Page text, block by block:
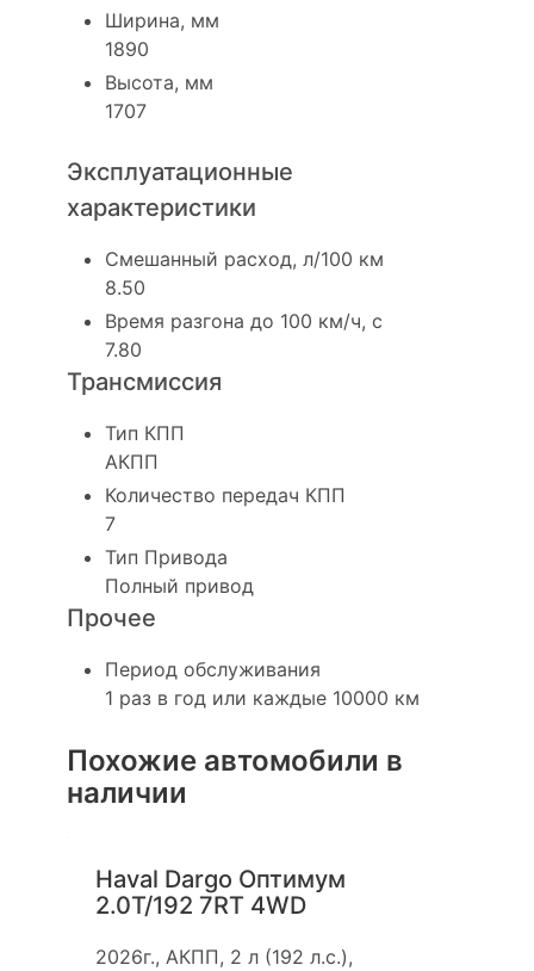
Ширина, мм
1890
Высота, мм
1707
Эксплуатационные
характеристики
Смешанный расход, л/100 км
8.50
Время разгона до 100 км/ч, с
7.80
Трансмиссия
Тип КПП
АКПП
Количество передач КПП
7
Тип Привода
Полный привод
Прочее
Период обслуживания
1 раз в год или каждые 10000 км
Похожие автомобили в
наличии
Haval Dargo Оптимум
2.0T/192 7RT 4WD
2026г., АКПП, 2 л (192 л.с.),